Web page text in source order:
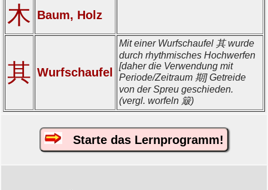
木 Baum, Holz
其 Wurfschaufel
Mit einer Wurfschaufel 其 wurde
durch rhythmisches Hochwerfen
[daher die Verwendung mit
Periode/Zeitraum 期] Getreide
von der Spreu geschieden.
(vergl. worfeln 簸)
Starte das Lernprogramm!